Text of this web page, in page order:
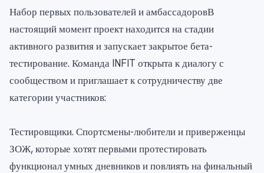
Набор первых пользователей и амбассадоровВ
настоящий момент проект находится на стадии
активного развития и запускает закрытое бета-
тестирование. Команда INFIT открыта к диалогу с
сообществом и приглашает к сотрудничеству две
категории участников:
Тестировщики. Спортсмены-любители и приверженцы
ЗОЖ, которые хотят первыми протестировать
функционал умных дневников и повлиять на финальный